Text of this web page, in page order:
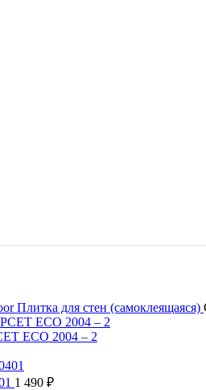
Плитка для стен (самоклеящаяся)
ECO 2004 – 2
1 490 ₽